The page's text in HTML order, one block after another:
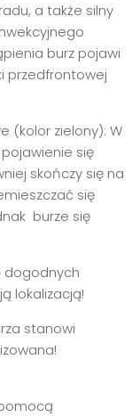
a także silny
burz pojawi
przedfrontowej
(kolor zielony): W
się
skończy się na
się
burze się
dogodnych
lokalizacją!
stanowi